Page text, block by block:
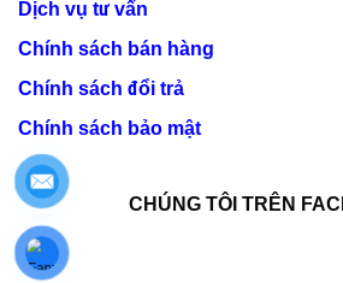
Dịch vụ tư vấn
Chính sách bán hàng
Chính sách đổi trả
Chính sách bảo mật
CHÚNG TÔI TRÊN